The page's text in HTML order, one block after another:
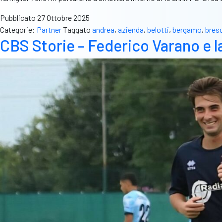
Pubblicato 27 Ottobre 2025
Categorie: PartnerTaggato andrea, azienda, belotti, bergamo,
CBS Storie – Federico Varano e